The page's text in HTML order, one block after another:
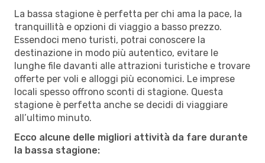
La bassa stagione è perfetta per chi ama la pace, la
tranquillità e opzioni di viaggio a basso prezzo.
Essendoci meno turisti, potrai conoscere la
destinazione in modo più autentico, evitare le
lunghe file davanti alle attrazioni turistiche e trovare
offerte per voli e alloggi più economici. Le imprese
locali spesso offrono sconti di stagione. Questa
stagione è perfetta anche se decidi di viaggiare
all’ultimo minuto.
Ecco alcune delle migliori attività da fare durante
la bassa stagione: